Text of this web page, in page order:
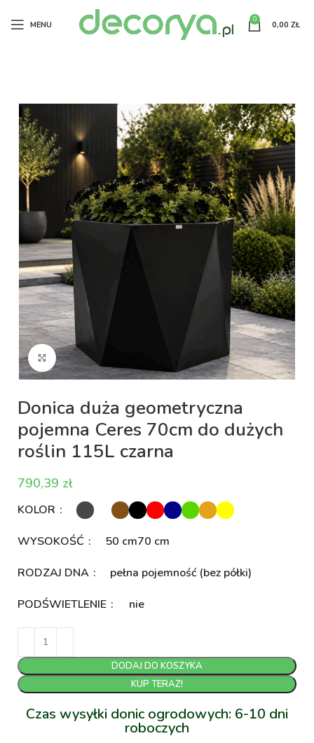
MENU
0
0,00 ZŁ
Kliknij aby powiększyć
Donica duża geometryczna
pojemna Ceres 70cm do dużych
roślin 115L czarna
zł
KOLOR
WYSOKOŚĆ 50 cm70 cm
RODZAJ DNA pełna pojemność (bez półki)
PODŚWIETLENIE nie
DODAJ DO KOSZYKA
KUP TERAZ!
Czas wysyłki donic ogrodowych: 6-10 dni
roboczych